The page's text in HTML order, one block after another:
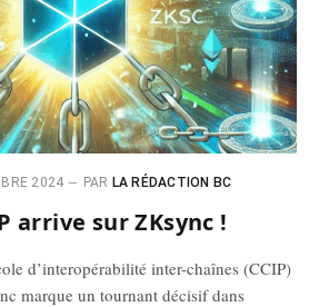
2024 PAR LA RÉDACTION BC
arrive sur ZKsync !
d’interopérabilité inter-chaînes (CCIP)
marque un tournant décisif dans